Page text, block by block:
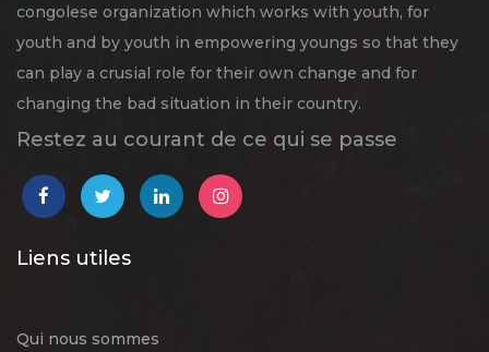
congolese organization which works with youth, for
youth and by youth in empowering youngs so that they
can play a crusial role for their own change and for
changing the bad situation in their country.
Restez au courant de ce qui se passe
Liens utiles
Qui nous sommes